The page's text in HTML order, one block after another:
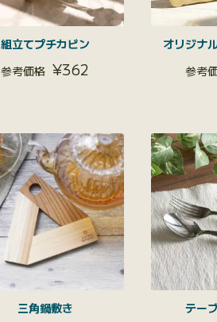
組立てプチカビン
¥362
オリジナ
三角鍋敷き テー